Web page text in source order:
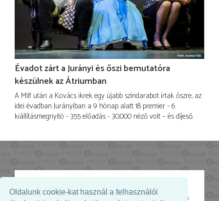
Oldalunk cookie-kat használ a felhasználói
Évadot zárt a Jurányi és őszi bemutatóra
készülnek az Átriumban
A Milf után a Kovács ikrek egy újabb színdarabot írtak őszre, az
idei évadban Jurányiban a 9 hónap alatt 18 premier - 6
kiállításmegnyitó - 355 előadás - 30.000 néző volt – és díjeső.
Az oldal megjelenését támogatja: